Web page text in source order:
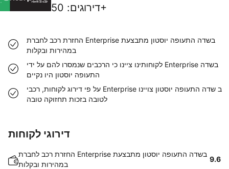
דירוגים: 50+
החזרת רכב לחברת Enterprise בשדה התעופה יוסטון מתבצעת
במהירות ובקלות
לקוחותינו ציינו כי הרכבים שנמסרו להם על ידי Enterprise בשדה
התעופה יוסטון היו נקיים
על פי דירוג לקוחות, רכבי Enterprise ב שדה התעופה יוסטון צויינו
לטובה בזכות תחזוקה טובה
דירוגי לקוחות
החזרת רכב לחברת Enterprise בשדה התעופה יוסטון מתבצעת
במהירות ובקלות
9.6